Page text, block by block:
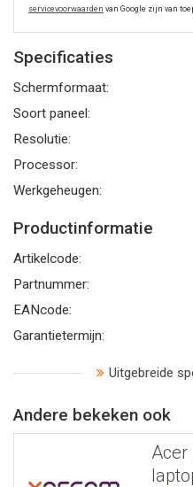
servicevoorwaarden van Google zijn van
Specificaties
Schermformaat:
Soort paneel:
Resolutie:
Processor:
Werkgeheugen:
Productinformatie
Artikelcode:
Partnummer:
EANcode:
Garantietermijn:
Uitgebreide
Andere bekeken ook
Acer